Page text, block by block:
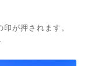
が押されます。